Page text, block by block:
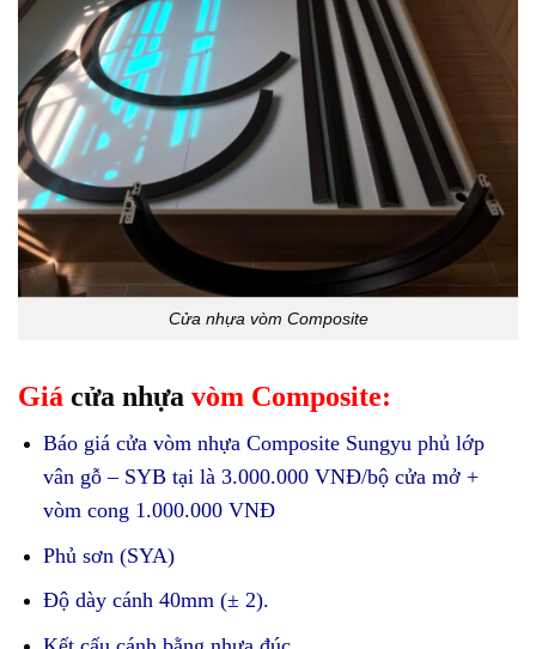
Cửa nhựa vòm Composite
Giá cửa nhựa vòm Composite:
Báo giá cửa vòm nhựa Composite Sungyu phủ lớp
vân gỗ – SYB tại là 3.000.000 VNĐ/bộ cửa mở +
vòm cong 1.000.000 VNĐ
Phủ sơn (SYA)
Độ dày cánh 40mm (± 2).